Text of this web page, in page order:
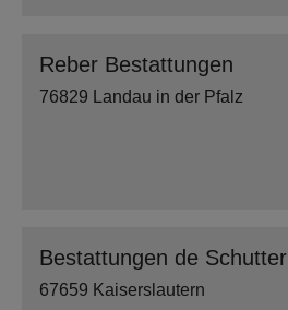
Reber Bestattungen
76829 Landau in der Pfalz
Bestattungen de Schutter
67659 Kaiserslautern